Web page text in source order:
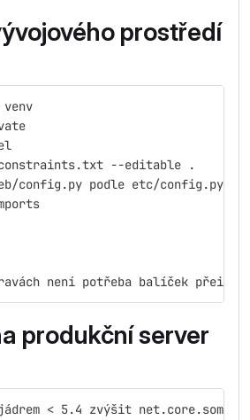
prostředí
--editable .
config.py podle etc/
není potřeba balíček
produkční server
< 5.4 zvýšit